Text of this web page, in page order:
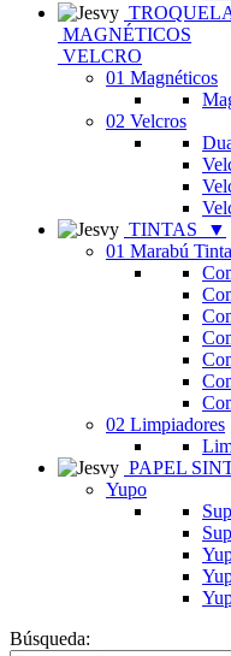
MAGNÉTICOS
VELCRO
01 Magnéticos
02 Velcros
TINTAS
▼
01 Marabú
02 Limpiadores
PAPEL
Yupo
Búsqueda: